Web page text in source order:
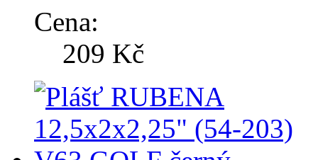
Cena:
209 Kč